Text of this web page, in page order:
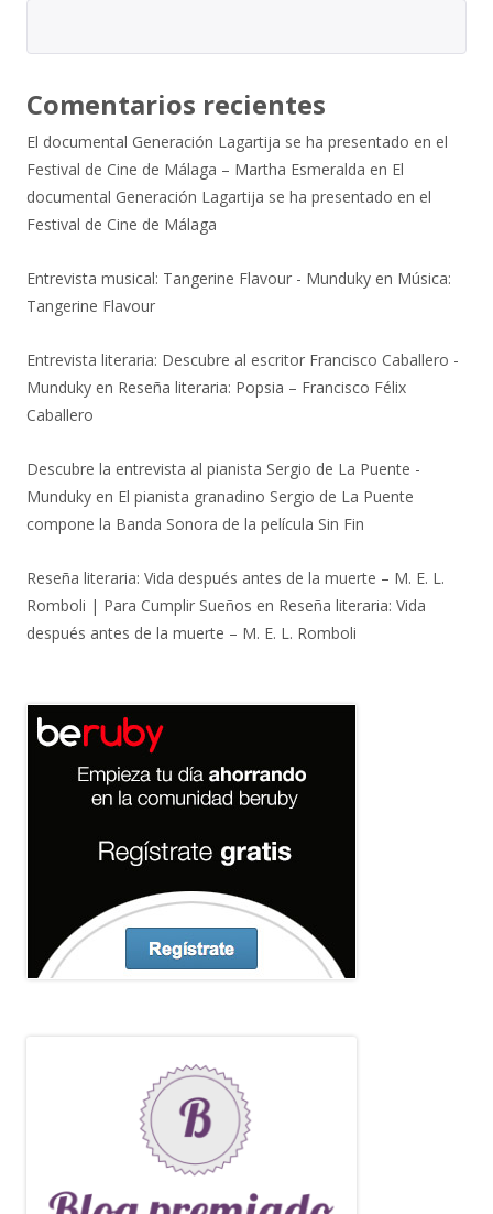
Comentarios recientes
El documental Generación Lagartija se ha presentado en el
Festival de Cine de Málaga – Martha Esmeralda en El
documental Generación Lagartija se ha presentado en el
Festival de Cine de Málaga
Entrevista musical: Tangerine Flavour - Munduky en Música:
Tangerine Flavour
Entrevista literaria: Descubre al escritor Francisco Caballero -
Munduky en Reseña literaria: Popsia – Francisco Félix
Caballero
Descubre la entrevista al pianista Sergio de La Puente -
Munduky en El pianista granadino Sergio de La Puente
compone la Banda Sonora de la película Sin Fin
Reseña literaria: Vida después antes de la muerte – M. E. L.
Romboli | Para Cumplir Sueños en Reseña literaria: Vida
después antes de la muerte – M. E. L. Romboli